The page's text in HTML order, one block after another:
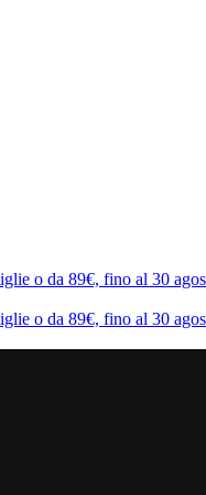
o da 89€, fino al 30
o da 89€, fino al 30